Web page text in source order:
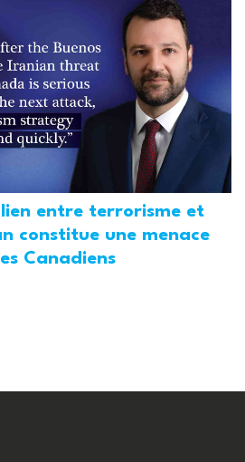
entre terrorisme et
constitue une menace
Canadiens